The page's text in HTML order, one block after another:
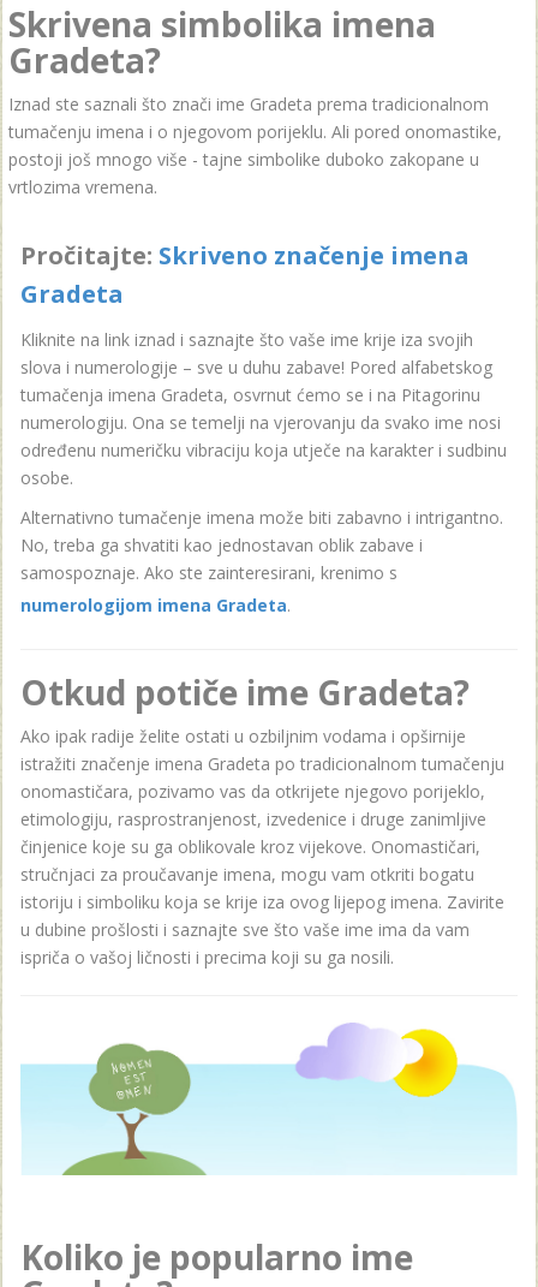
Skrivena simbolika imena
Gradeta?
Iznad ste saznali što znači ime Gradeta prema tradicionalnom
tumačenju imena i o njegovom porijeklu. Ali pored onomastike,
postoji još mnogo više - tajne simbolike duboko zakopane u
vrtlozima vremena.
Pročitajte: Skriveno značenje imena
Gradeta
Kliknite na link iznad i saznajte što vaše ime krije iza svojih
slova i numerologije – sve u duhu zabave! Pored alfabetskog
tumačenja imena Gradeta, osvrnut ćemo se i na Pitagorinu
numerologiju. Ona se temelji na vjerovanju da svako ime nosi
određenu numeričku vibraciju koja utječe na karakter i sudbinu
osobe.
Alternativno tumačenje imena može biti zabavno i intrigantno.
No, treba ga shvatiti kao jednostavan oblik zabave i
samospoznaje. Ako ste zainteresirani, krenimo s
numerologijom imena Gradeta.
Otkud potiče ime Gradeta?
Ako ipak radije želite ostati u ozbiljnim vodama i opširnije
istražiti značenje imena Gradeta po tradicionalnom tumačenju
onomastičara, pozivamo vas da otkrijete njegovo porijeklo,
etimologiju, rasprostranjenost, izvedenice i druge zanimljive
činjenice koje su ga oblikovale kroz vijekove. Onomastičari,
stručnjaci za proučavanje imena, mogu vam otkriti bogatu
istoriju i simboliku koja se krije iza ovog lijepog imena. Zavirite
u dubine prošlosti i saznajte sve što vaše ime ima da vam
ispriča o vašoj ličnosti i precima koji su ga nosili.
Koliko je popularno ime